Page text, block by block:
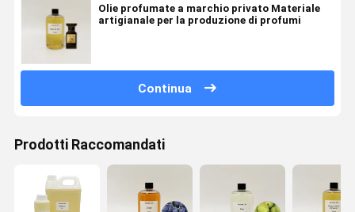
Olie profumate a marchio privato Materiale
artigianale per la produzione di profumi
Continua
Prodotti Raccomandati